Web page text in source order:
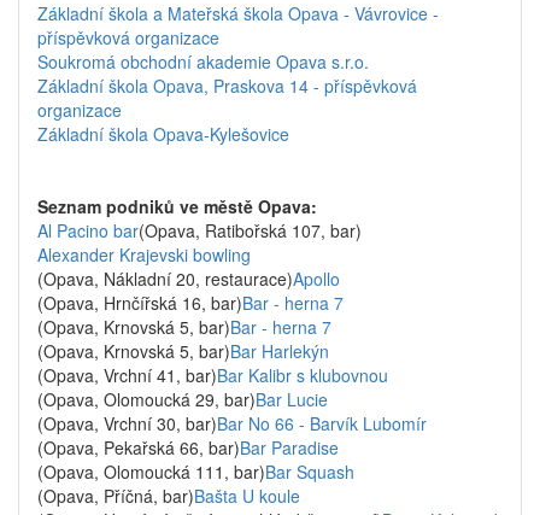
Základní škola a Mateřská škola Opava - Vávrovice -
příspěvková organizace
Soukromá obchodní akademie Opava s.r.o.
Základní škola Opava, Praskova 14 - příspěvková
organizace
Základní škola Opava-Kylešovice
Seznam podniků ve městě Opava:
Al Pacino bar(Opava, Ratibořská 107, bar)
Alexander Krajevski bowling
(Opava, Nákladní 20, restaurace)Apollo
(Opava, Hrnčířská 16, bar)Bar - herna 7
(Opava, Krnovská 5, bar)Bar - herna 7
(Opava, Krnovská 5, bar)Bar Harlekýn
(Opava, Vrchní 41, bar)Bar Kalibr s klubovnou
(Opava, Olomoucká 29, bar)Bar Lucie
(Opava, Vrchní 30, bar)Bar No 66 - Barvík Lubomír
(Opava, Pekařská 66, bar)Bar Paradise
(Opava, Olomoucká 111, bar)Bar Squash
(Opava, Příčná, bar)Bašta U koule